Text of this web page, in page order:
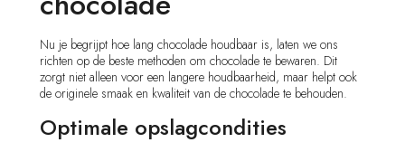
Nu je begrijpt hoe lang chocolade houdbaar is, laten we ons
richten op de beste methoden om chocolade te bewaren. Dit
zorgt niet alleen voor een langere houdbaarheid, maar helpt ook
de originele smaak en kwaliteit van de chocolade te behouden.
Optimale opslagcondities